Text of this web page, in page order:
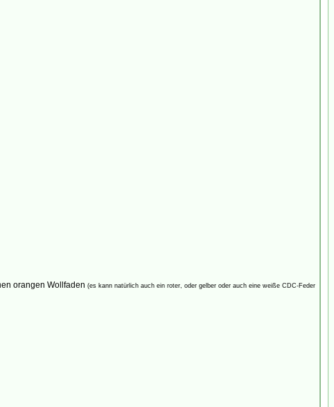
orangen Wollfaden (es kann natürlich auch ein roter, oder gelber oder auch eine weiße CDC-Feder